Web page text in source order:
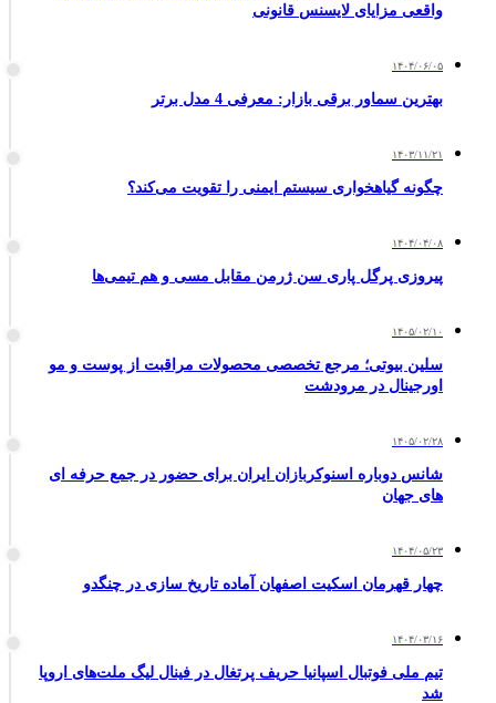
واقعی مزایای لایسنس قانونی
۱۴۰۴/۰۶/۰۵
بهترین سماور برقی بازار: معرفی 4 مدل برتر
۱۴۰۳/۱۱/۲۱
چگونه گیاهخواری سیستم ایمنی را تقویت می‌کند؟
۱۴۰۴/۰۴/۰۸
پیروزی پرگل پاری سن ژرمن مقابل مسی و هم تیمی‌ها
۱۴۰۵/۰۲/۱۰
سلین بیوتی؛ مرجع تخصصی محصولات مراقبت از پوست و مو
اورجینال در مرودشت
۱۴۰۵/۰۲/۲۸
شانس دوباره اسنوکربازان ایران برای حضور در جمع حرفه ای
های جهان
۱۴۰۴/۰۵/۲۳
چهار قهرمان اسکیت اصفهان آماده تاریخ سازی در چنگدو
۱۴۰۴/۰۳/۱۶
تیم ملی فوتبال اسپانیا حریف پرتغال در فینال لیگ ملت‌های اروپا
شد